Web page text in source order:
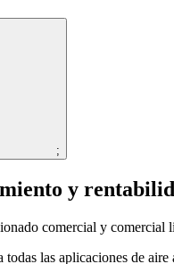
;
y
comercial y
las aplicaciones de